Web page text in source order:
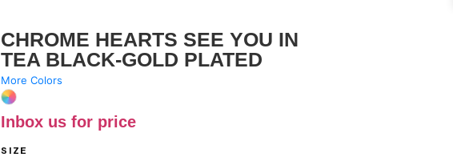
CHROME HEARTS SEE YOU IN
TEA BLACK-GOLD PLATED
More Colors
Inbox us for price
SIZE